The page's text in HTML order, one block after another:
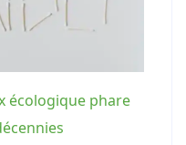
écologique phare